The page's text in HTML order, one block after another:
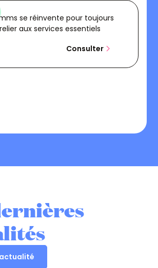
se réinvente pour toujours
aux services essentiels
Consulter